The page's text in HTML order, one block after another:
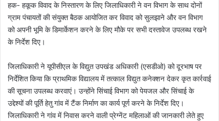
हक- हकूक विवाद के निस्तारण के लिए जिलाधिकारी ने वन विभाग के साथ दोनों
ग्राम पंचायतों की संयुक्त बैठक आयोजित कर विवाद को सुलझाने और वन विभाग
को अपनी भूमि के डिमार्केशन करने के लिए मौके पर सभी दस्तावेज उपलब्ध रखने
के निर्देश दिए।
जिलाधिकारी ने यूपीसीएल के विद्युत उपखंड अधिकारी (एसडीओ) को दूरभाष पर
निर्देशित किया कि प्राथमिक विद्यालय में तत्काल विद्युत कनेक्शन देकर कृत कार्रवाई
की सूचना उपलब्ध करवाएं। उन्होंने सिंचाई विभाग को पेयजल और सिंचाई के
उद्देश्यों की पूर्ति हेतु गांव में टैंक निर्माण का कार्य पूर्ण करने के निर्देश दिए।
जिलाधिकारी ने गांव में निवास करने वाली प्रेग्नेंट महिलाओं की जानकारी लेते हुए